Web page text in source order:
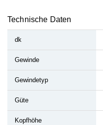
Technische Daten
dk
Gewinde
Gewindetyp
Güte
Kopfhöhe